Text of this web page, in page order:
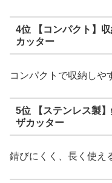
4位 【コンパクト】
カッター
コンパクトで収納しや
5位 【ステンレス製
ザカッター
錆びにくく、長く使え